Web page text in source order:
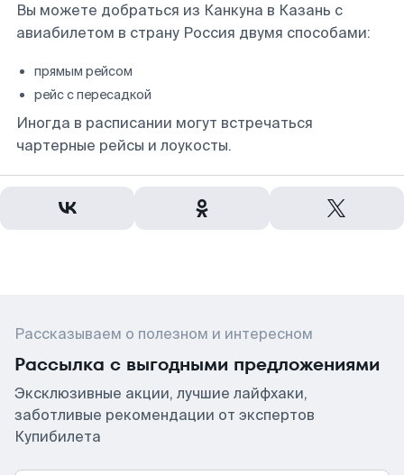
Вы можете добраться из Канкуна в Казань с
авиабилетом в страну Россия двумя способами:
прямым рейсом
рейс с пересадкой
Иногда в расписании могут встречаться
чартерные рейсы и лоукосты.
Рассказываем о полезном и интересном
Рассылка с выгодными предложениями
Эксклюзивные акции, лучшие лайфхаки,
заботливые рекомендации от экспертов
Купибилета